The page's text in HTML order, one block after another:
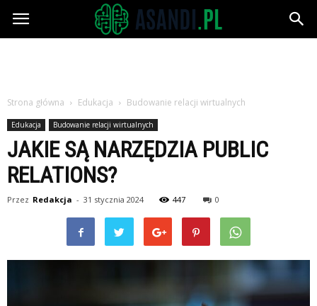
Asandi.pl
Strona główna Edukacja Budowanie relacji wirtualnych
Edukacja Budowanie relacji wirtualnych
JAKIE SĄ NARZĘDZIA PUBLIC
RELATIONS?
Przez Redakcja - 31 stycznia 2024 447 0